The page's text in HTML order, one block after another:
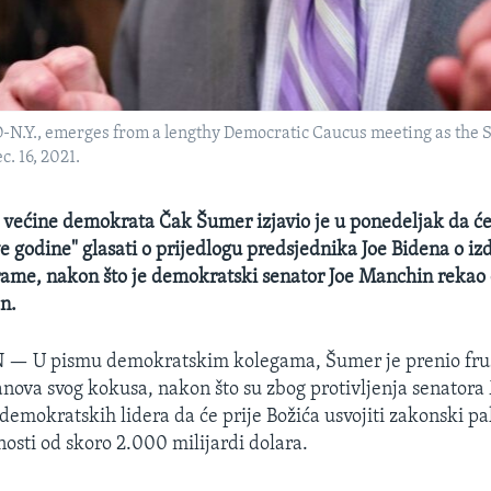
emerges from a lengthy Democratic Caucus meeting as
16, 2021.
demokrata Čak Šumer izjavio je u ponedeljak da
godine" glasati o prijedlogu predsjednika Joe Bidena o
nakon što je demokratski senator Joe Manchin rekao
— U pismu demokratskim kolegama, Šumer je prenio
svog kokusa, nakon što su zbog protivljenja
lidera da će prije Božića usvojiti zakonski
od skoro 2.000 milijardi dolara.